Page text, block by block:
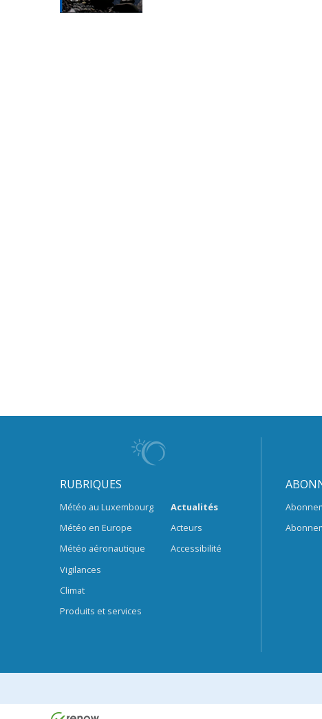
RUBRIQUES
Météo au Luxembourg
Météo en Europe
Météo aéronautique
Vigilances
Climat
Produits et services
Actualités
Acteurs
Accessibilité